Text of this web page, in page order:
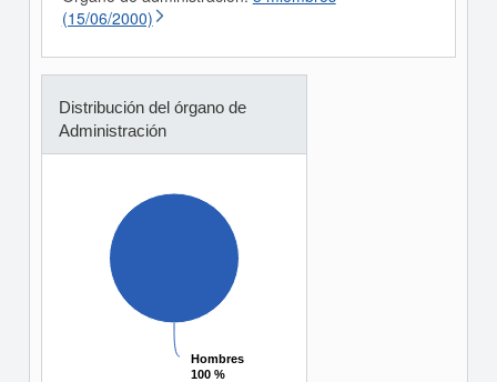
(15/06/2000)
Distribución del órgano de
Administración
Hombres
100 %
Hombres
100 %